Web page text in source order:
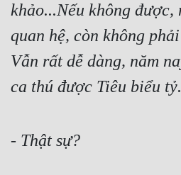
khảo...Nếu không được,
quan hệ, còn không
Vẫn rất dễ dàng, năm
ca thú được Tiêu biểu tỷ.
- Thật sự?